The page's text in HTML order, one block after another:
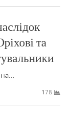
та
на…
178